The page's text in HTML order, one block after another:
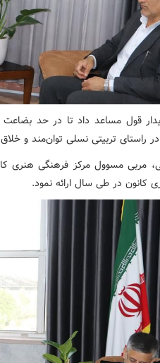
قول مساعد داد تا در حد بضاعت
راستای تربیتی نسلی توان‌مند و
کانون در طی سال ارائه نمود.